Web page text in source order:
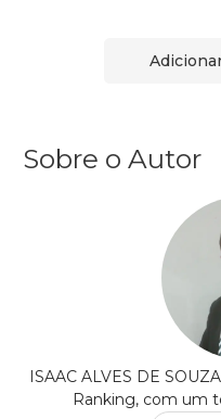
Sobre o Autor
ISAAC ALVES DE
Ranking, com um